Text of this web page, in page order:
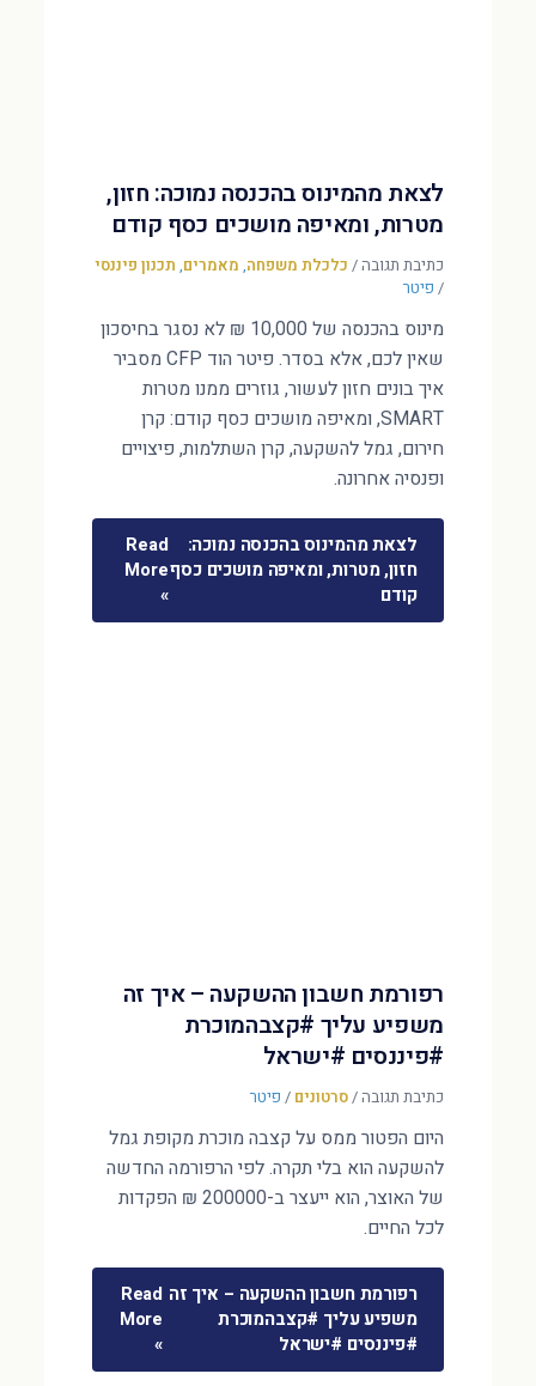
לצאת מהמינוס בהכנסה נמוכה: חזון,
מטרות, ומאיפה מושכים כסף קודם
כתיבת תגובה/ כלכלת משפחה, מאמרים, תכנון פיננסי
/ פיטר
מינוס בהכנסה של 10,000 ₪ לא נסגר בחיסכון
שאין לכם, אלא בסדר. פיטר הוד CFP מסביר
איך בונים חזון לעשור, גוזרים ממנו מטרות
SMART, ומאיפה מושכים כסף קודם: קרן
חירום, גמל להשקעה, קרן השתלמות, פיצויים
ופנסיה אחרונה.
לצאת מהמינוס בהכנסה נמוכה:
חזון, מטרות, ומאיפה מושכים כסף
קודם
Read
More
»
רפורמת חשבון ההשקעה – איך זה
משפיע עליך #קצבהמוכרת
#פיננסים #ישראל
כתיבת תגובה/סרטונים / פיטר
היום הפטור ממס על קצבה מוכרת מקופת גמל
להשקעה הוא בלי תקרה. לפי הרפורמה החדשה
של האוצר, הוא ייעצר ב-200000 ₪ הפקדות
לכל החיים.
רפורמת חשבון ההשקעה – איך זה
משפיע עליך #קצבהמוכרת
#פיננסים #ישראל
Read
More
»